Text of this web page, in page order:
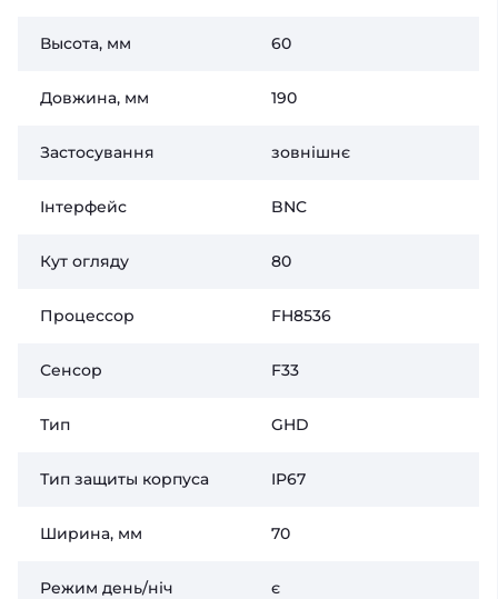
Высота, мм 60
Довжина, мм 190
Застосування зовнішнє
Інтерфейс BNC
Кут огляду 80
Процессор FH8536
Сенсор F33
Тип GHD
Тип защиты корпуса IP67
Ширина, мм 70
Режим день/ніч є